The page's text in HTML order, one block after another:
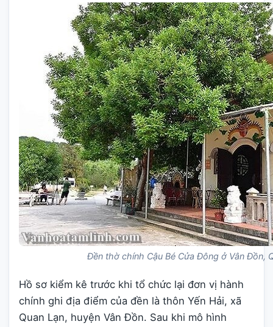
Đền thờ chính Cậu Bé Cửa Đông ở Vân Đồn,
Hồ sơ kiểm kê trước khi tổ chức lại đơn vị hành
chính ghi địa điểm của đền là thôn Yến Hải, xã
Quan Lạn, huyện Vân Đồn. Sau khi mô hình